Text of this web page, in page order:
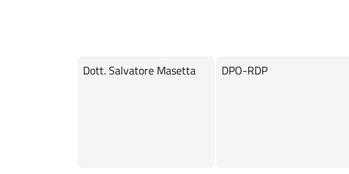
Dott. Salvatore Masetta DPO-RDP